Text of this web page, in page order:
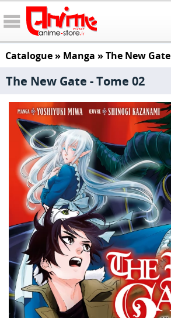
Catalogue» Manga » The New Gate
The New Gate - Tome 02